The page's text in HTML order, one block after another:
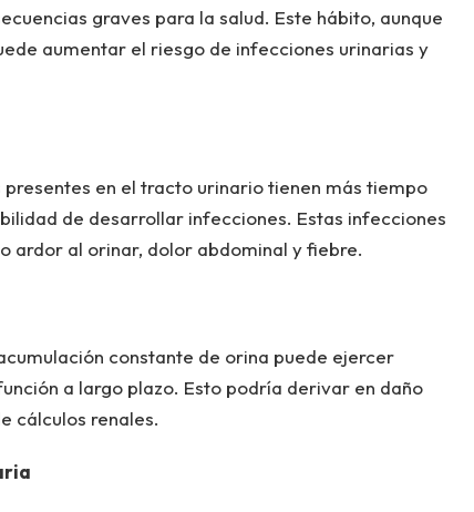
graves para la salud. Este hábito, aunque
aumentar el riesgo de infecciones urinarias y
en el tracto urinario tienen más tiempo
de desarrollar infecciones. Estas infecciones
ardor al orinar, dolor abdominal y fiebre.
constante de orina puede ejercer
a largo plazo. Esto podría derivar en daño
cálculos renales.